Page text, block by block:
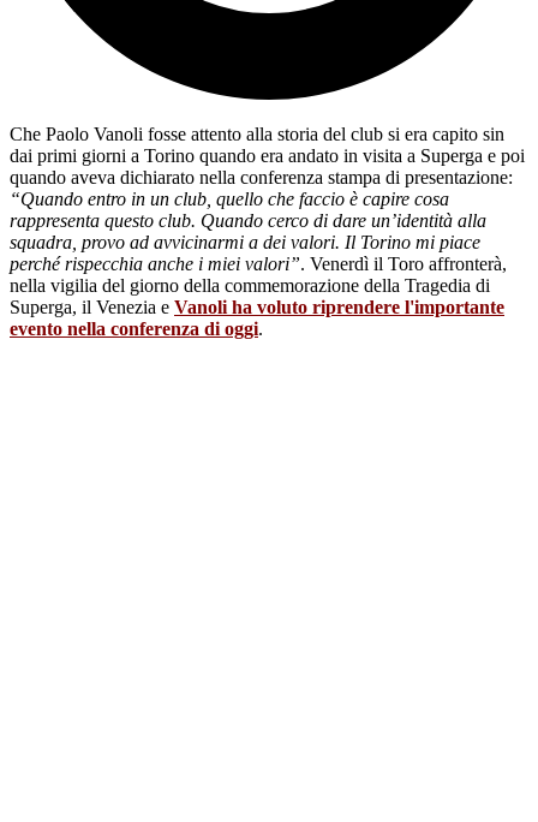
Che Paolo Vanoli fosse attento alla storia del club si era capito sin
dai primi giorni a Torino quando era andato in visita a Superga e poi
quando aveva dichiarato nella conferenza stampa di presentazione:
“Quando entro in un club, quello che faccio è capire cosa
rappresenta questo club. Quando cerco di dare un’identità alla
squadra, provo ad avvicinarmi a dei valori. Il Torino mi piace
perché rispecchia anche i miei valori”. Venerdì il Toro affronterà,
nella vigilia del giorno della commemorazione della Tragedia di
Superga, il Venezia e Vanoli ha voluto riprendere l'importante
evento nella conferenza di oggi.